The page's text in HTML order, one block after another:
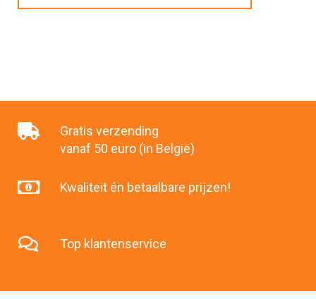
Gratis verzending
vanaf 50 euro (in België)
Kwaliteit én betaalbare prijzen!
Top klantenservice